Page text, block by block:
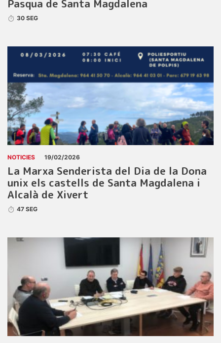
Pasqua de Santa Magdalena
30 SEG
NOTICIES 19/02/2026
La Marxa Senderista del Dia de la Dona
unix els castells de Santa Magdalena i
Alcalà de Xivert
47 SEG